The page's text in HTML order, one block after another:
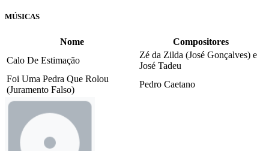
MÚSICAS
Nome
Compositores
Calo De Estimação
Zé da Zilda (José Gonçalves) e
José Tadeu
Foi Uma Pedra Que Rolou
(Juramento Falso)
Pedro Caetano